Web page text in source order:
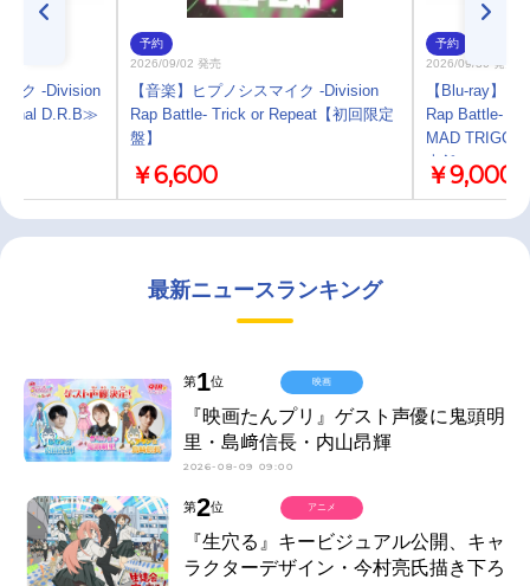
イク -Division
D.R.B≫
予約
2026/09/02 発売
【音楽】ヒプノシスマイク -Division
Rap Battle- Trick or Repeat【初回限定
盤】
￥6,600
予約
2026/09/30 発売
【Blu-ray】
Rap Battle-
MAD
本舗
￥9,000
最新ニュースランキング
第1位
『映画たんプリ』ゲスト声優に鬼頭明
里・島﨑信長・内山昂輝
2026-08-09 09:00
映画
第2位
『生穴る』キービジュアル公開、キャ
ラクターデザイン・今村亮氏描き下ろ
アニメ